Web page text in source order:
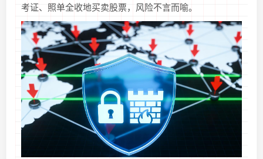
考证、照单全收地买卖股票，风险不言而喻。